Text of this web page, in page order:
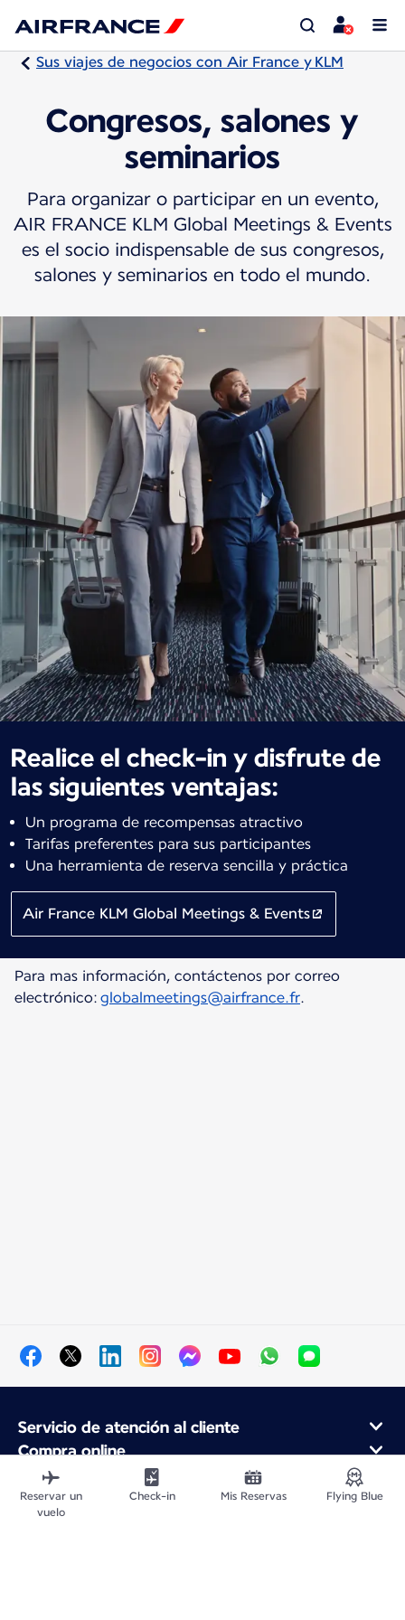
Sus viajes de negocios con Air France y KLM
Congresos, salones y
seminarios
Para organizar o participar en un evento,
AIR FRANCE KLM Global Meetings & Events
es el socio indispensable de sus congresos,
salones y seminarios en todo el mundo.
Realice el check-in y disfrute de
las siguientes ventajas:
Un programa de recompensas atractivo
Tarifas preferentes para sus participantes
Una herramienta de reserva sencilla y práctica
Air France KLM Global Meetings & Events
Para mas información, contáctenos por correo
electrónico: globalmeetings@airfrance.fr.
Servicio de atención al cliente
Compra online
Programa de fidelidad y socios
Acerca de Air France
Aplicación móvil Air France
Reservar un
vuelo
Check-in Mis Reservas Flying Blue